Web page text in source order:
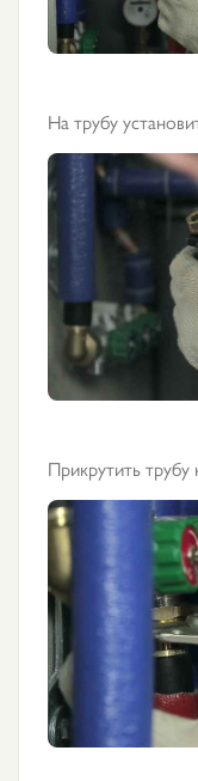
На трубу
Прикрутить трубу